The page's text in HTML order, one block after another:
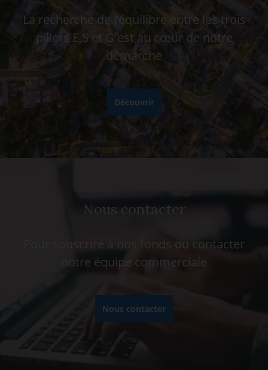
La recherche de l’équilibre entre les trois
piliers E,S et G est au cœur de notre
démarche
Découvrir
Nous contacter
Pour souscrire à nos fonds ou contacter
notre équipe commerciale
Nous contacter